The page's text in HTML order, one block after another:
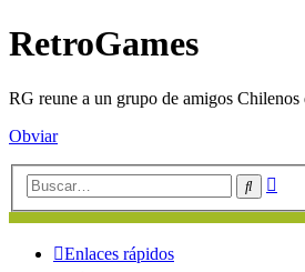
RetroGames
RG reune a un grupo de amigos
Obviar
Buscar
Enlaces rápidos